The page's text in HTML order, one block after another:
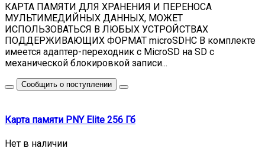
КАРТА ПАМЯТИ ДЛЯ ХРАНЕНИЯ И ПЕРЕНОСА
МУЛЬТИМЕДИЙНЫХ ДАННЫХ, МОЖЕТ
ИСПОЛЬЗОВАТЬСЯ В ЛЮБЫХ УСТРОЙСТВАХ
ПОДДЕРЖИВАЮЩИХ ФОРМАТ microSDHC В комплекте
имеется адаптер-переходник с MicroSD на SD с
механической блокировкой записи...
Сообщить о поступлении
Карта памяти PNY Elite 256 Гб
Нет в наличии